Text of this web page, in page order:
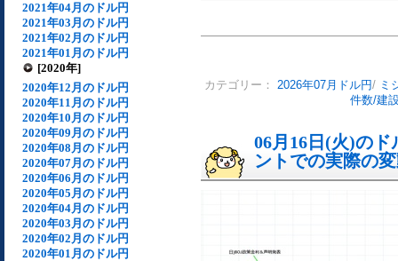
2021年04月のドル円
2021年03月のドル円
2021年02月のドル円
2021年01月のドル円
[2020年]
2020年12月のドル円
2020年11月のドル円
2020年10月のドル円
2020年09月のドル円
2020年08月のドル円
2020年07月のドル円
2020年06月のドル円
2020年05月のドル円
2020年04月のドル円
2020年03月のドル円
2020年02月のドル円
2020年01月のドル円
カテゴリー： 2026年07月ドル円/ ミ
件数/建
06月16日(火)の
ントでの実際の